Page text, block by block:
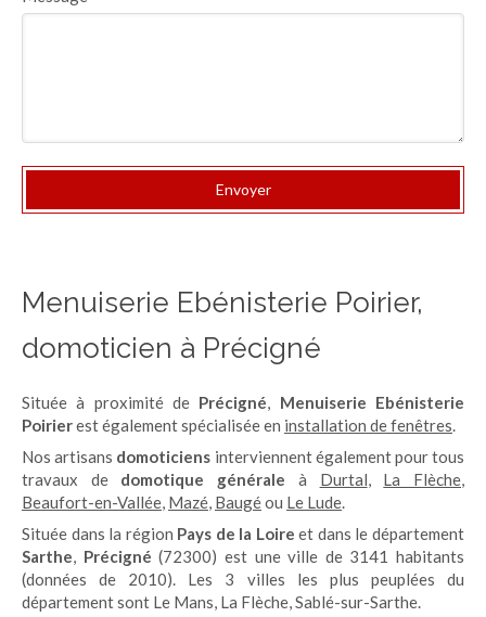
Envoyer
Menuiserie Ebénisterie Poirier,
domoticien à Précigné
Située à proximité de Précigné, Menuiserie Ebénisterie
Poirierest également spécialisée en installation de fenêtres.
Nos artisans domoticiens interviennent également pour tous
travaux de domotique générale à Durtal, La Flèche,
Beaufort-en-Vallée, Mazé, Baugéou Le Lude.
Située dans la région Pays de la Loire et dans le département
Sarthe, Précigné (72300) est une ville de 3141 habitants
(données de 2010). Les 3 villes les plus peuplées du
département sont Le Mans, La Flèche, Sablé-sur-Sarthe.